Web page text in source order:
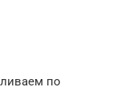
по